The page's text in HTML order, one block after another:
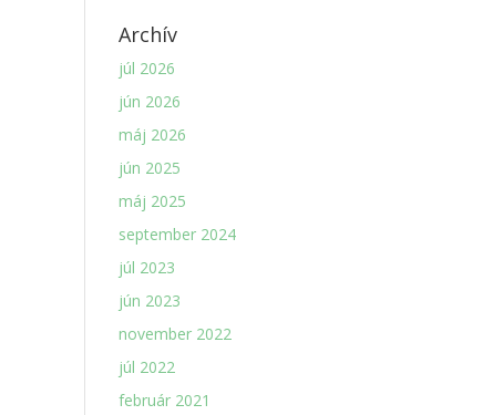
Archív
júl 2026
jún 2026
máj 2026
jún 2025
máj 2025
september 2024
júl 2023
jún 2023
november 2022
júl 2022
február 2021